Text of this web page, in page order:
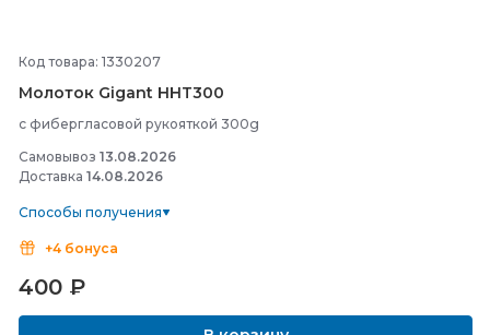
Код товара: 1330207
Молоток Gigant HHT300
с фибергласовой рукояткой 300g
Самовывоз 13.08.2026
Доставка 14.08.2026
Способы получения
+4 бонуса
400 ₽